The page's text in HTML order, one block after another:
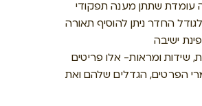
עומדת שתתן מענה תפקודי
החדר ניתן להוסיף תאורה
ישיבה
שידות ומראות- אלו פריטים
הפרטים, הגדלים שלהם ואת